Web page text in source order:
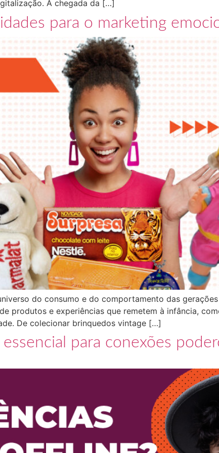
A chegada da […]
para o marketing
do consumo e do comportamento das
produtos e experiências que remetem à infância,
De colecionar brinquedos vintage […]
para conexões